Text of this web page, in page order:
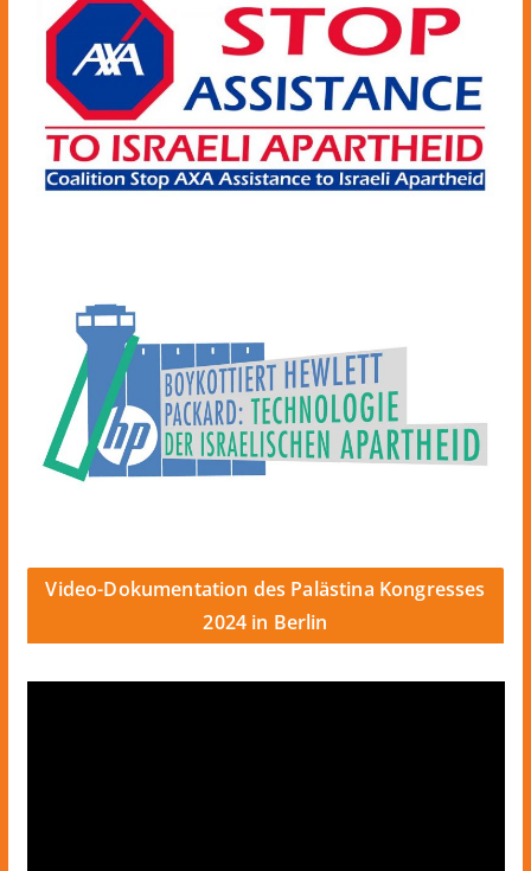
Video-Dokumentation des Palästina Kongresses
2024 in Berlin